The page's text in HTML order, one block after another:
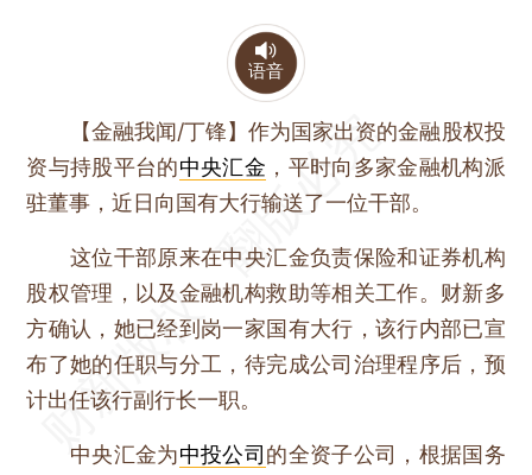
语音
【金融我闻/丁锋】作为国家出资的金融股权投
资与持股平台的中央汇金 ，平时向多家金融机构派
驻董事，近日向国有大行输送了一位干部。
这位干部原来在中央汇金负责保险和证券机构
股权管理，以及金融机构救助等相关工作。财新多
方确认，她已经到岗一家国有大行，该行内部已宣
布了她的任职与分工，待完成公司治理程序后，预
计出任该行副行长一职。
中央汇金为中投公司的全资子公司，根据国务